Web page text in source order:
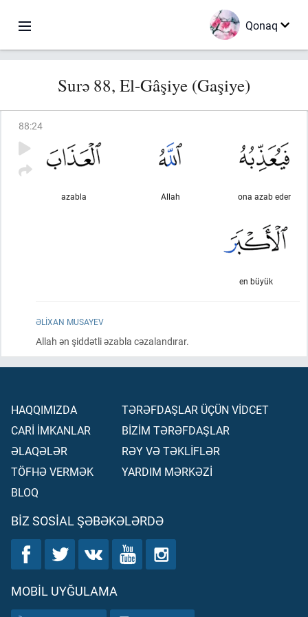
Qonaq
Surə 88, El-Gâşiye (Gaşiye)
88:24
ona azab eder
Allah
azabla
en büyük
ƏLIXAN MUSAYEV
Allah ən şiddətli əzabla cəzalandırar.
HAQQIMIZDA
CARİ İMKANLAR
ƏLAQƏLƏR
TÖFHƏ VERMƏK
BLOQ
TƏRƏFDAŞLAR ÜÇÜN VİDCET
BİZİM TƏRƏFDAŞLAR
RƏY VƏ TƏKLİFLƏR
YARDIM MƏRKƏZİ
BIZ SOSIAL ŞƏBƏKƏLƏRDƏ
MOBIL UYĞULAMA